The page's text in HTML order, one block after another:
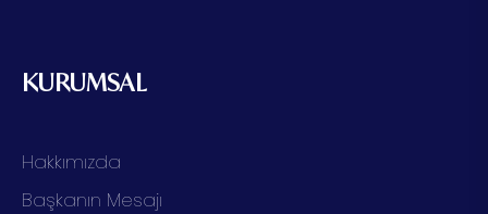
KURUMSAL
Hakkımızda
Başkanın Mesajı